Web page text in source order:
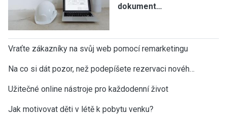
dokument…
Vraťte zákazníky na svůj web pomocí remarketingu
Na co si dát pozor, než podepíšete rezervaci novéh…
Užitečné online nástroje pro každodenní život
Jak motivovat děti v létě k pobytu venku?